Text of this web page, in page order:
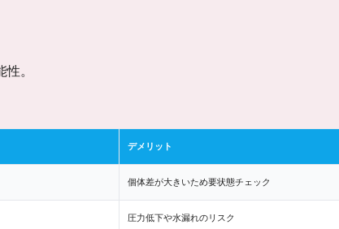
。
デメリット
個体差が大きいため要状態チェック
圧力低下や水漏れのリスク